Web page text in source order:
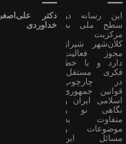
این رسانه در
سطح ملی به
مرکزیت
کلان‌شهر شیراز
مجوز فعالیت
دارد و با خط
فکری مستقل،
در چارچوب
قوانین جمهوری
اسلامی ایران و
نگاهی نو و
متفاوت به
موضوعات ‌و
مسائل این
دکتر علی‌اصغر
خداوردی